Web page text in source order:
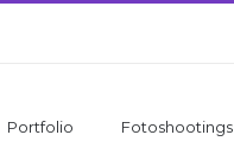
Portfolio Fotoshootings